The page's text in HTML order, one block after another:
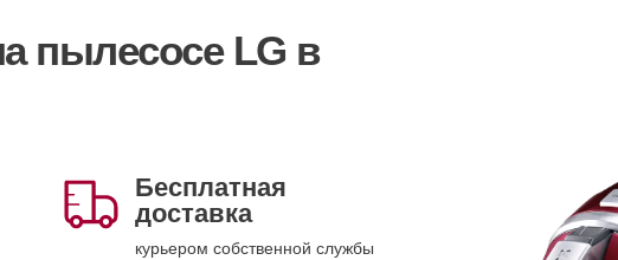
пылесосе LG в
Бесплатная
доставка
курьером собственной службы